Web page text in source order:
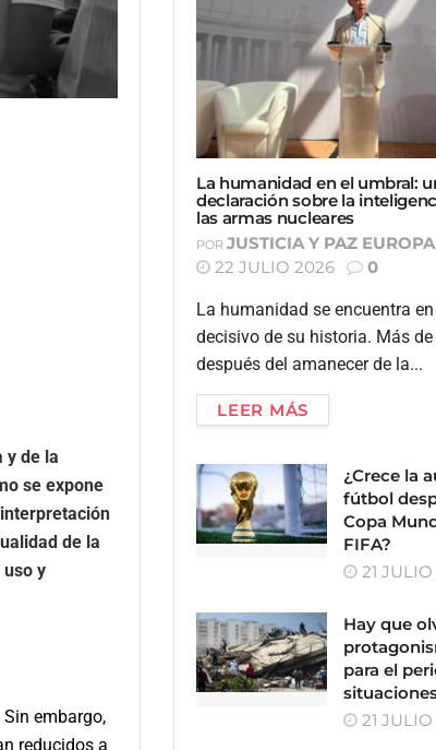
y de la
se expone
de la
y
embargo,
reducidos a
La humanidad en el umbral:
declaración sobre la
las armas nucleares
POR JUSTICIA Y PAZ EUROPA
22 JULIO 2026
0
La humanidad se encuentra
decisivo de su historia. Más
después del amanecer de la...
LEER MÁS
¿Crece la
fútbol
Copa
FIFA?
21
Hay que
para el
21